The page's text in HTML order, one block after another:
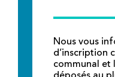
Nous vous
d’inscription
communal et